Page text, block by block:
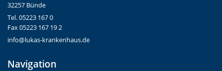
32257 Bünde
Tel. 05223 167 0
Fax 05223 167 19 2
info@lukas-krankenhaus.de
Navigation